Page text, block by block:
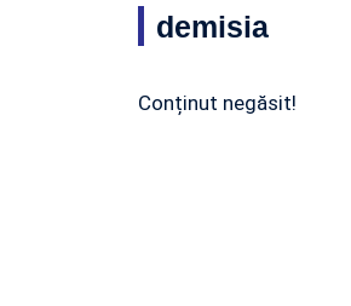
demisia
Conținut negăsit!